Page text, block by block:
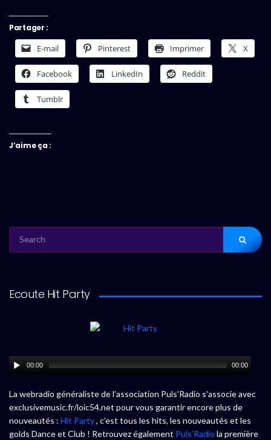
Partager :
E-mail Pinterest Imprimer X
Facebook LinkedIn Reddit
Tumblr
J’aime ça :
FOR:
Ecoute Hit Party
00:00 00:00
La webradio généraliste de l’association Puls’Radio s’associe avec
exclusivemusic.fr/loic54.net pour vous garantir encore plus de
nouveautés : Hit Party, c’est tous les hits, les nouveautés et les
golds Dance et Club ! Retrouvez également Puls’Radio la première